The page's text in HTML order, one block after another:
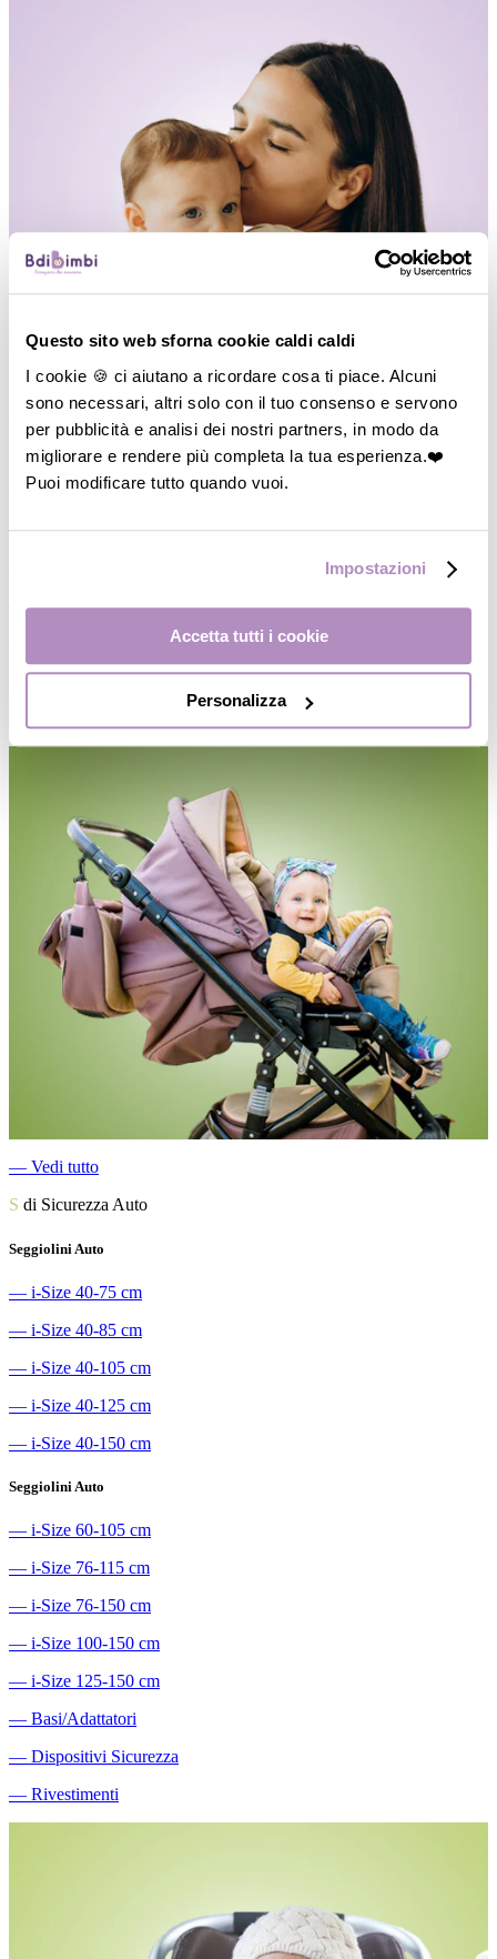
Questo sito web sforna cookie caldi caldi
I cookie 🍪 ci aiutano a ricordare cosa ti piace. Alcuni
sono necessari, altri solo con il tuo consenso e servono
per pubblicità e analisi dei nostri partners, in modo da
migliorare e rendere più completa la tua esperienza.❤️
Puoi modificare tutto quando vuoi.
Impostazioni
Accetta tutti i cookie
Personalizza
di Passeggio
―Carrozzine
―Passeggini
―Ricambi
―Marsupi
― Vedi tutto
S di Sicurezza Auto
Seggiolini Auto
― i-Size 40-75 cm
― i-Size 40-85 cm
― i-Size 40-105 cm
― i-Size 40-125 cm
― i-Size 40-150 cm
Seggiolini Auto
― i-Size 60-105 cm
― i-Size 76-115 cm
― i-Size 76-150 cm
― i-Size 100-150 cm
― i-Size 125-150 cm
― Basi/Adattatori
― Dispositivi Sicurezza
― Rivestimenti